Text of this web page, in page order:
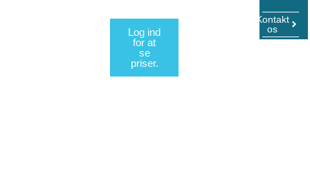
Log ind
for at
se
priser.
Kontakt
os